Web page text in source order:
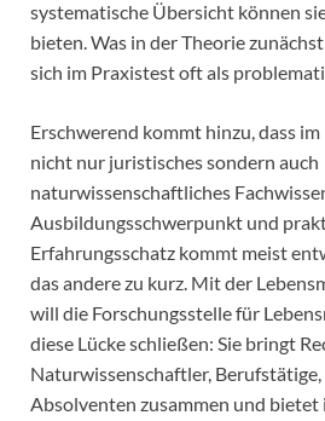
systematische Übersicht können
bieten. Was in der Theorie
sich im Praxistest oft als
Erschwerend kommt hinzu, dass
nicht nur juristisches sondern auch
naturwissenschaftliches
Ausbildungsschwerpunkt und
Erfahrungsschatz kommt meist
das andere zu kurz. Mit der
will die Forschungsstelle für
diese Lücke schließen: Sie bringt
Naturwissenschaftler,
Absolventen zusammen und bietet